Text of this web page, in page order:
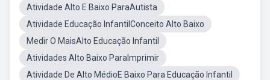
Atividade Alto E Baixo ParaAutista
Atividade Educação InfantilConceito Alto Baixo
Medir O MaisAlto Educação Infantil
Atividades Alto Baixo ParaImprimir
Atividade De Alto MédioE Baixo Para Educação Infantil